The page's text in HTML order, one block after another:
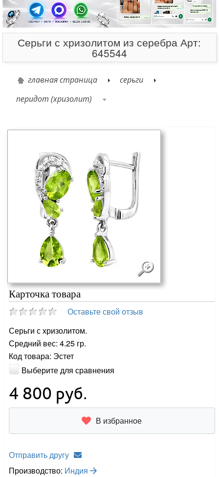
Серьги с хризолитом из серебра Арт:
645544
главная страница
серьги
перидот (хризолит)
Карточка товара
Оставьте свой отзыв
Серьги с хризолитом.
Средний вес: 4.25 гр.
Код товара: Эстет
Выберите для сравнения
4 800 руб.
В избранное
Отправить другу
Производство: Индия